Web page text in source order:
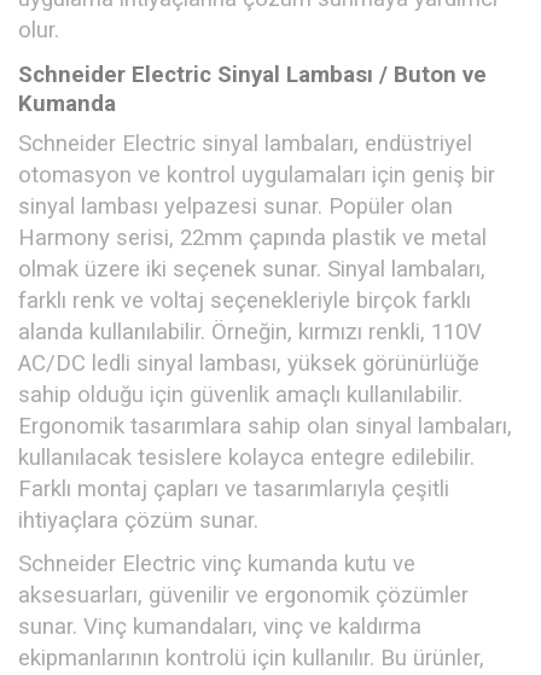
olur.
Schneider Electric Sinyal Lambası / Buton ve
Kumanda
Schneider Electric sinyal lambaları, endüstriyel
otomasyon ve kontrol uygulamaları için geniş bir
sinyal lambası yelpazesi sunar. Popüler olan
Harmony serisi, 22mm çapında plastik ve metal
olmak üzere iki seçenek sunar. Sinyal lambaları,
farklı renk ve voltaj seçenekleriyle birçok farklı
alanda kullanılabilir. Örneğin, kırmızı renkli, 110V
AC/DC ledli sinyal lambası, yüksek görünürlüğe
sahip olduğu için güvenlik amaçlı kullanılabilir.
Ergonomik tasarımlara sahip olan sinyal lambaları,
kullanılacak tesislere kolayca entegre edilebilir.
Farklı montaj çapları ve tasarımlarıyla çeşitli
ihtiyaçlara çözüm sunar.
Schneider Electric vinç kumanda kutu ve
aksesuarları, güvenilir ve ergonomik çözümler
sunar. Vinç kumandaları, vinç ve kaldırma
ekipmanlarının kontrolü için kullanılır. Bu ürünler,